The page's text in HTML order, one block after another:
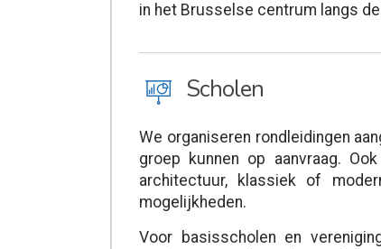
in het Brusselse centrum langs
J Scholen
We organiseren rondleidingen
groep kunnen op aanvraag.
architectuur, klassiek of
mogelijkheden.
Voor basisscholen en